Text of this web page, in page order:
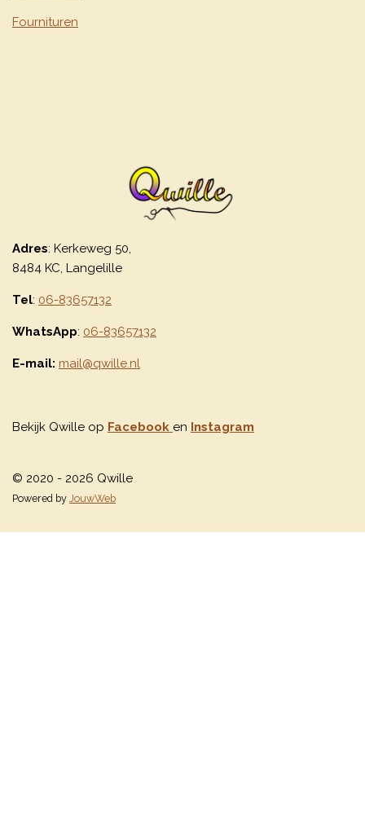
Fournituren
Adres: Kerkeweg 50,
8484 KC, Langelille
Tel: 06-83657132
WhatsApp: 06-83657132
E-mail: mail@qwille.nl
Bekijk Qwille op Facebook en Instagram
© 2020 - 2026 Qwille
Powered by JouwWeb